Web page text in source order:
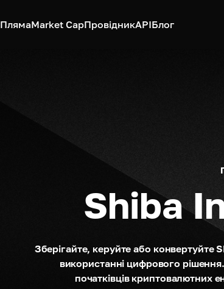
ПлямаMarket CapПровідникAPIБлог
Shiba
Зберігайте, керуйте або
використанні цифрового
початківців криптовалютних